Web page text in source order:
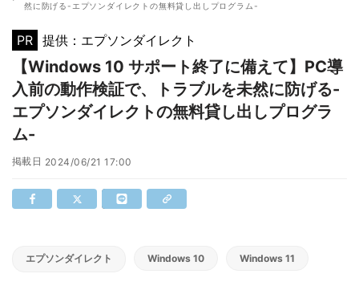
然に防げる-エプソンダイレクトの無料貸し出しプログラム-
PR 提供：エプソンダイレクト
【Windows 10 サポート終了に備えて】PC導
入前の動作検証で、トラブルを未然に防げる-
エプソンダイレクトの無料貸し出しプログラ
ム-
掲載日 2024/06/21 17:00
エプソンダイレクト Windows 10 Windows 11